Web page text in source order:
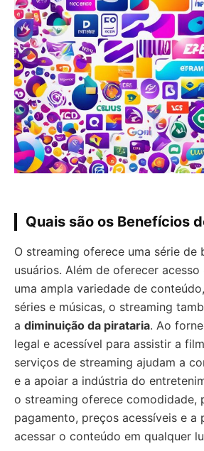
Quais são os Benefícios
O streaming oferece uma série de
usuários. Além de oferecer acesso
uma ampla variedade de
séries e músicas, o streaming
a diminuição da pirataria. Ao
legal e acessível para assistir a
serviços de streaming ajudam a
e a apoiar a indústria do
o streaming oferece comodidade,
pagamento, preços acessíveis e a
acessar o conteúdo em qualquer